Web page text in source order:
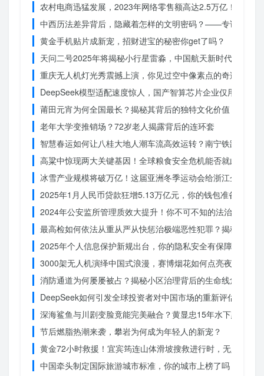
农村电商迅猛发展，2023年网络零售额高达2.5万亿！你还在
中西历法差异背后，隐藏着怎样的文明密码？——专访南京
黄金手机贴片成新宠，招财进宝的秘密你get了吗？
天问二号2025年将揭秘小行星雷淼，中国航天新时代即将开
重庆无人机灯光秀震撼上演，你见过空中像素点的奇迹吗？
DeepSeek模型适配速度惊人，国产智算芯片企业仅用一周
莆田元宵为何全国最长？揭秘其背后的独特文化价值
老年大学变推销场？72岁老人揭露背后的连环套
智慧春运如何让八桂大地人潮车流高效运转？南宁铁路枢纽
高粱中惊现两大关键基因！全球粮食安全危机能否就此终结？
冰雪产业规模将破万亿！这届亚洲冬季运动会给浙江企业带
2025年1月人民币贷款狂增5.13万亿元，你的钱包准备好了吗
2024年公安监所管理质效大提升！你不可不知的法治文明新
最高检如何依法从重从严从快惩治极端恶性犯罪？揭秘重大
2025年个人信息保护新规出台，你的隐私安全有保障了吗？
3000架无人机演绎中国式浪漫，赛博烟花如何点亮夜空？
消防通道为何屡屡被占？揭秘小区治理背后的生命线危机
DeepSeek如何引发全球投资者对中国市场的重新评估？
深海鲨鱼与川剧变脸竟能完美融合？黄显忠15年水下默剧惊
节后燃脂热潮来袭，攀岩为何成为年轻人的新宠？
黄金72小时救援！宜宾筠连山体滑坡搜救进行时，无人机遥
中国牵头制定国际旅游城市标准，你的城市上榜了吗？